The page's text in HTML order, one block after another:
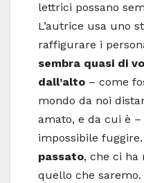
lettrici possano
L’autrice usa uno
raffigurare i
sembra quasi di
dall’alto – come
mondo da noi
amato, e da cui è –
impossibile fuggire.
passato, che ci ha
quello che saremo.